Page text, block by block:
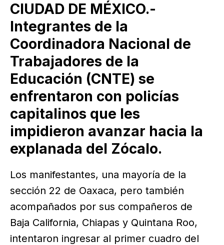
CIUDAD DE MÉXICO.-
Integrantes de la
Coordinadora Nacional de
Trabajadores de la
Educación (CNTE) se
enfrentaron con policías
capitalinos que les
impidieron avanzar hacia la
explanada del Zócalo.
Los manifestantes, una mayoría de la
sección 22 de Oaxaca, pero también
acompañados por sus compañeros de
Baja California, Chiapas y Quintana Roo,
intentaron ingresar al primer cuadro del